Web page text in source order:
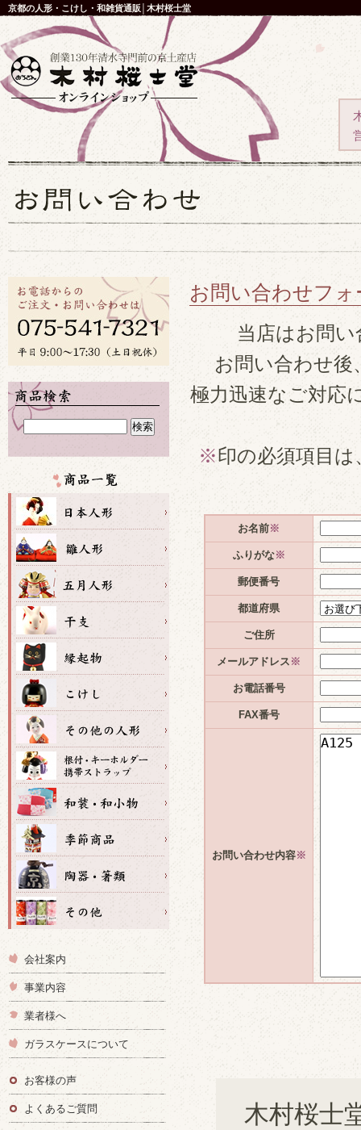
京都の人形・こけし・和雑貨通販│木村桜士堂
お問い合わせフォ
当店はお問
お問い合わせ後
極力迅速なご対応
※印の必須項目
お名前※
ふりがな※
郵便番号
都道府県
ご住所
メールアドレス ※
お電話番号
FAX番号
お問い合わせ内容※
木村桜士
会社案内
事業内容
業者様へ
ガラスケースについて
お客様の声
よくあるご質問